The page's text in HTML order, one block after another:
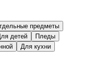
предметы
детей
Пледы
Для кухни